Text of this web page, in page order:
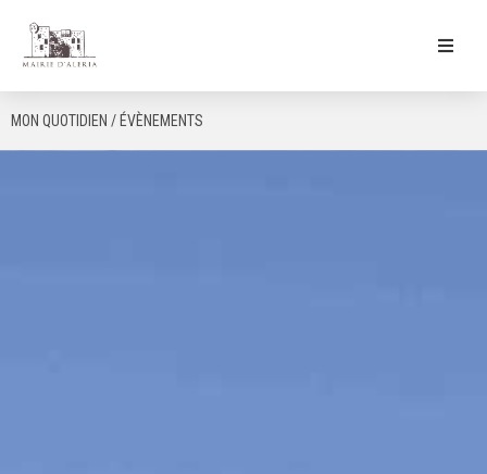
Ma Mairie
Culture & Loisirs
MON QUOTIDIEN / ÉVÈNEMENTS